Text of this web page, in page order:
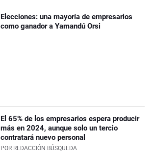
Elecciones: una mayoría de empresarios
como ganador a Yamandú Orsi
El 65% de los empresarios espera producir
más en 2024, aunque solo un tercio
contratará nuevo personal
POR REDACCIÓN BÚSQUEDA